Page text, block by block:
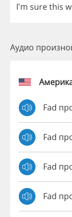
I'm surethis
Аудио
Fad
Fad
Fad
Fad